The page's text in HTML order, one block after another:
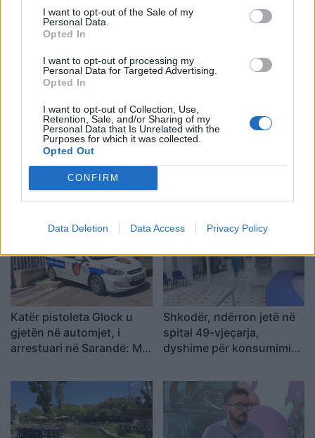
I want to opt-out of the Sale of my
Personal Data.
Opted In
I want to opt-out of processing my
Personal Data for Targeted Advertising.
Opted In
I want to opt-out of Collection, Use,
Retention, Sale, and/or Sharing of my
Personal Data that Is Unrelated with the
Purposes for which it was collected.
Opted Out
CONFIRM
Data Deletion Data Access Privacy Policy
Shtuarmë17.10.2025 16:06
Tags:
Ali Ahmeti , protesta ,
Katër pistoleta Glock u
gjetën në automjet, i
arrestuari në Sarandë: Më
Shkodër, ndërron jetë në
spital 49-vjeçarja,
dyshime për konsumimin
ilaçesh